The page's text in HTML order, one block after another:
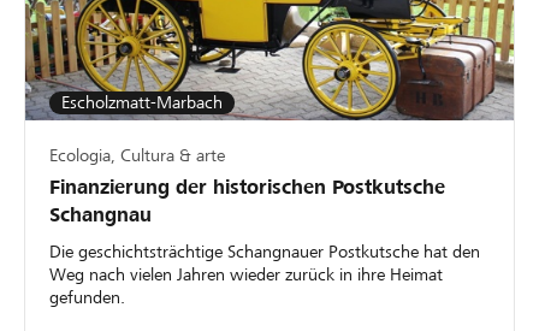
Escholzmatt-Marbach
Ecologia, Cultura & arte
Finanzierung der historischen Postkutsche
Schangnau
Die geschichtsträchtige Schangnauer Postkutsche hat den
Weg nach vielen Jahren wieder zurück in ihre Heimat
gefunden.